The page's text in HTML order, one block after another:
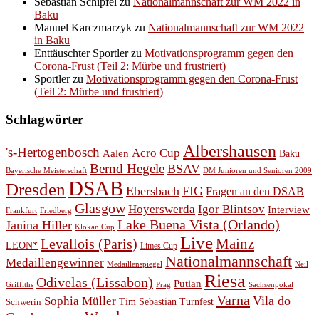
Baku
Manuel Karczmarzyk zu Nationalmannschaft zur WM 2022
in Baku
Enttäuschter Sportlerzu Motivationsprogramm gegen den
Corona-Frust (Teil 2: Mürbe und frustriert)
Sportlerzu Motivationsprogramm gegen den Corona-Frust
(Teil 2: Mürbe und frustriert)
Schlagwörter
's-Hertogenbosch Aalen Acro Cup Albershausen Baku
Bayerische Meisterschaft Bernd Hegele BSAV DM Junioren und Senioren 2009
Dresden DSAB Ebersbach FIG Fragen an den DSAB
Frankfurt Friedberg Glasgow Hoyerswerda Igor Blintsov Interview
Janina Hiller Klokan Cup Lake Buena Vista (Orlando)
LEON* Levallois (Paris) Limes Cup LiveMainz
Medaillengewinner Medaillenspiegel Nationalmannschaft Neil
Griffiths Odivelas (Lissabon) Prag Putian Riesa Sachsenpokal
Schwerin Sophia Müller Tim Sebastian Turnfest Varna Vila do